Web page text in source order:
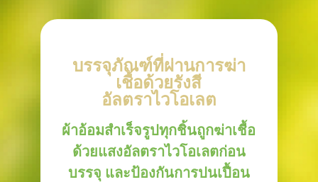
บรรจุภัณฑ์ที่ผ่านการฆ่า
เชื้อด้วยรังสี
อัลตราไวโอเลต
ผ้าอ้อมสำเร็จรูปทุกชิ้นถูกฆ่าเชื้อ
ด้วยแสงอัลตราไวโอเลตก่อน
บรรจุ และป้องกันการปนเปื้อน